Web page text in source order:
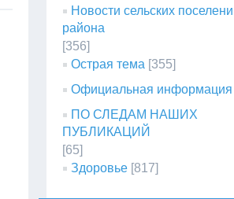
Новости сельских
района
[356]
Острая тема [355]
Официальная информация
ПО СЛЕДАМ НАШИХ
ПУБЛИКАЦИЙ
[65]
Здоровье [817]